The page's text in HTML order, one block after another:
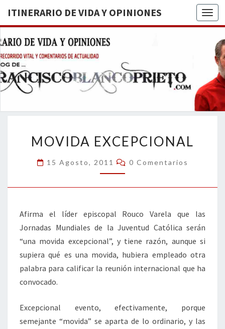
ITINERARIO DE VIDA Y OPINIONES
DE
BREVE
RECORRIDO
VITAL Y
ACTUALIDAD
EXCEPCIONAL
MOVIDA EXCEPCIONAL
15 Agosto, 2011 Comentarios
0 Comentarios
Afirma el líder episcopal Rouco Varela que las
Jornadas Mundiales de la Juventud Católica serán
“una movida excepcional”, y tiene razón, aunque si
supiera qué es una movida, hubiera empleado otra
palabra para calificar la reunión internacional que ha
convocado.
Excepcional evento, efectivamente, porque
semejante “movida” se aparta de lo ordinario, y las